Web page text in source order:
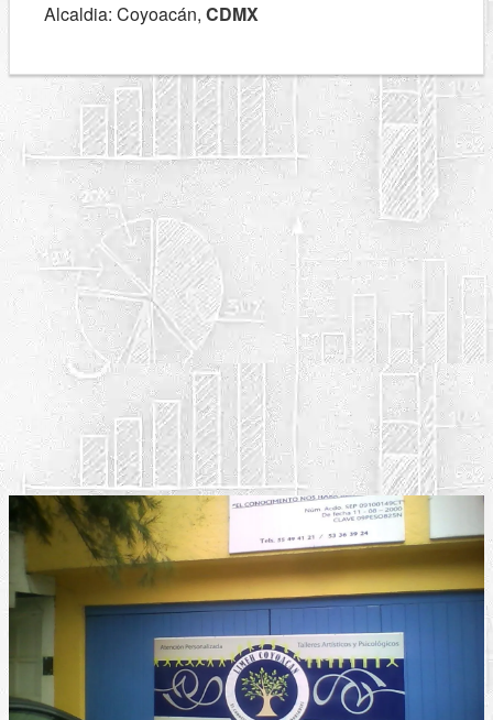
Alcaldia: Coyoacán, CDMX